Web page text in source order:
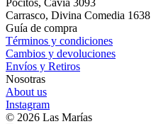
Pocitos, Cavia 3093
Carrasco, Divina Comedia 1638
Guía de compra
Términos y condiciones
Cambios y devoluciones
Envíos y Retiros
Nosotras
About us
Instagram
© 2026 Las Marías